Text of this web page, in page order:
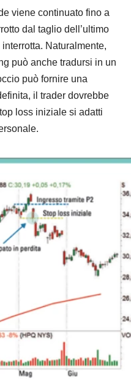
viene continuato fino a
dal taglio dell’ultimo
Naturalmente,
può anche tradursi in un
può fornire una
il trader dovrebbe
loss iniziale si adatti